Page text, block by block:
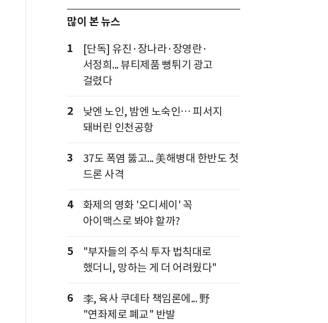
많이 본 뉴스
1
[단독] 유진·장나라·장영란·
서정희... 뷰티제품 뻥튀기 광고
걸렸다
2
낮엔 노인, 밤엔 노숙인… 피서지
돼버린 인천공항
3
37도 폭염 뚫고... 美해병대 한반도 첫
드론 사격
4
화제의 영화 '오디세이' 꼭
아이맥스로 봐야 할까?
5
"부자들의 주식 투자 법칙대로
했더니, 망하는 게 더 어려웠다"
6
李, 육사 쿠데타 책임론에... 野
"연좌제로 폐교" 반발